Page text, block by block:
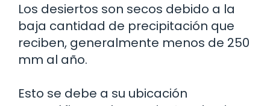
Los desiertos son secos debido a la
baja cantidad de precipitación que
reciben, generalmente menos de 250
mm al año.
Esto se debe a su ubicación